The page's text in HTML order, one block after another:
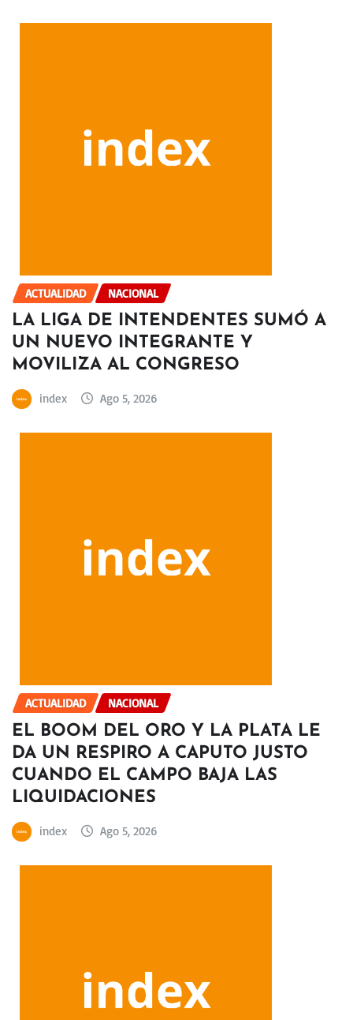
ACTUALIDAD NACIONAL
LA LIGA DE INTENDENTES SUMÓ A
UN NUEVO INTEGRANTE Y
MOVILIZA AL CONGRESO
index Ago 5, 2026
ACTUALIDAD NACIONAL
EL BOOM DEL ORO Y LA PLATA LE
DA UN RESPIRO A CAPUTO JUSTO
CUANDO EL CAMPO BAJA LAS
LIQUIDACIONES
index Ago 5, 2026